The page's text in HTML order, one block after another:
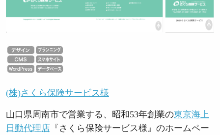
(株)さくら保険サービス様
山口県周南市で営業する、昭和53年創業の東京海上
日動代理店 『さくら保険サービス様』のホームペー